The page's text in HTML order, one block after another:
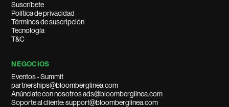
Suscríbete
Política de privacidad
Términos de suscripción
Tecnología
T&C
NEGOCIOS
Eventos - Summit
partnerships@bloomberglinea.com
Anúnciate con nosotros ads@bloomberglinea.com
Soporte al cliente: support@bloomberglinea.com